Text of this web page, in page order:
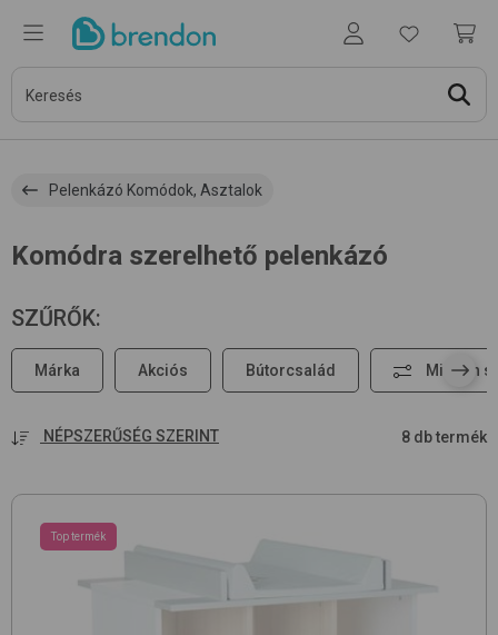
Pelenkázó Komódok, Asztalok
Komódra szerelhető pelenkázó
SZŰRŐK:
Márka Akciós Bútorcsalád Minden
NÉPSZERŰSÉG SZERINT 8 db termék
Top termék